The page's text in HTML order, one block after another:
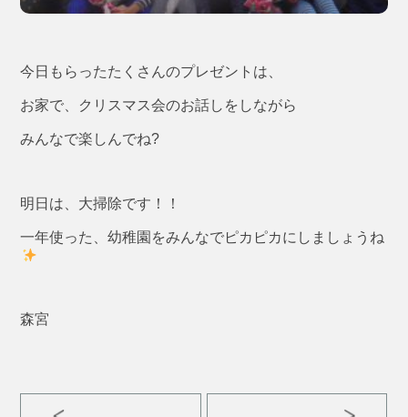
今日もらったたくさんのプレゼントは、
お家で、クリスマス会のお話しをしながら
みんなで楽しんでね?
明日は、大掃除です！！
一年使った、幼稚園をみんなでピカピカにしましょうね
森宮